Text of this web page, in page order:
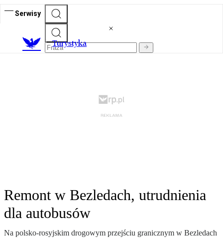
Serwisy
Turystyka
Remont w Bezledach, utrudnienia
dla autobusów
Na polsko-rosyjskim drogowym przejściu granicznym w Bezledach